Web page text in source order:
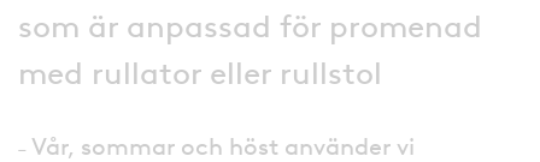
som är anpassad för promenad
med rullator eller rullstol
˗ Vår, sommar och höst använder vi